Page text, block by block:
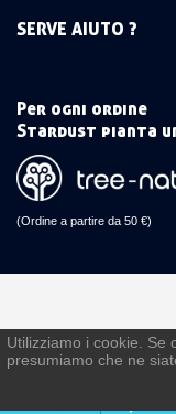
SERVE AIUTO ?
Per ogni ordine
Stardust pianta
(Ordine a partire da 50 €)
Utilizziamo i cookie. Se
presumiamo che ne